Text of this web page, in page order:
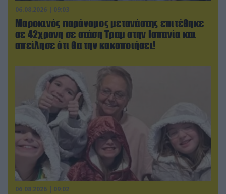
06.08.2026 | 09:03
Μαροκινός παράνομος μετανάστης επιτέθηκε
σε 42χρονη σε στάση Τραμ στην Ισπανία και
απείλησε ότι θα την κακοποιήσει!
06.08.2026 | 09:02